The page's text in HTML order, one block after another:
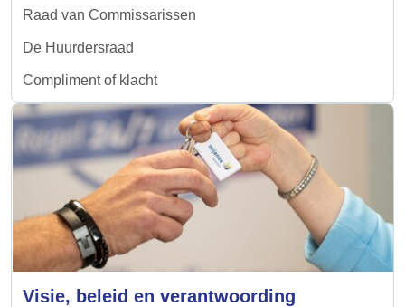
Raad van Commissarissen
De Huurdersraad
Compliment of klacht
Visie, beleid en verantwoording